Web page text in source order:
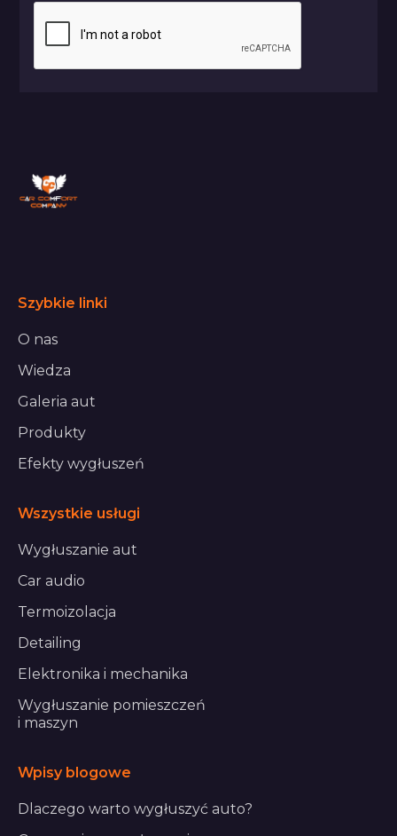
Szybkie linki
O nas
Wiedza
Galeria aut
Produkty
Efekty wygłuszeń
Wszystkie usługi
Wygłuszanie aut
Car audio
Termoizolacja
Detailing
Elektronika i mechanika
Wygłuszanie pomieszczeń
i maszyn
Wpisy blogowe
Dlaczego warto wygłuszyć auto?